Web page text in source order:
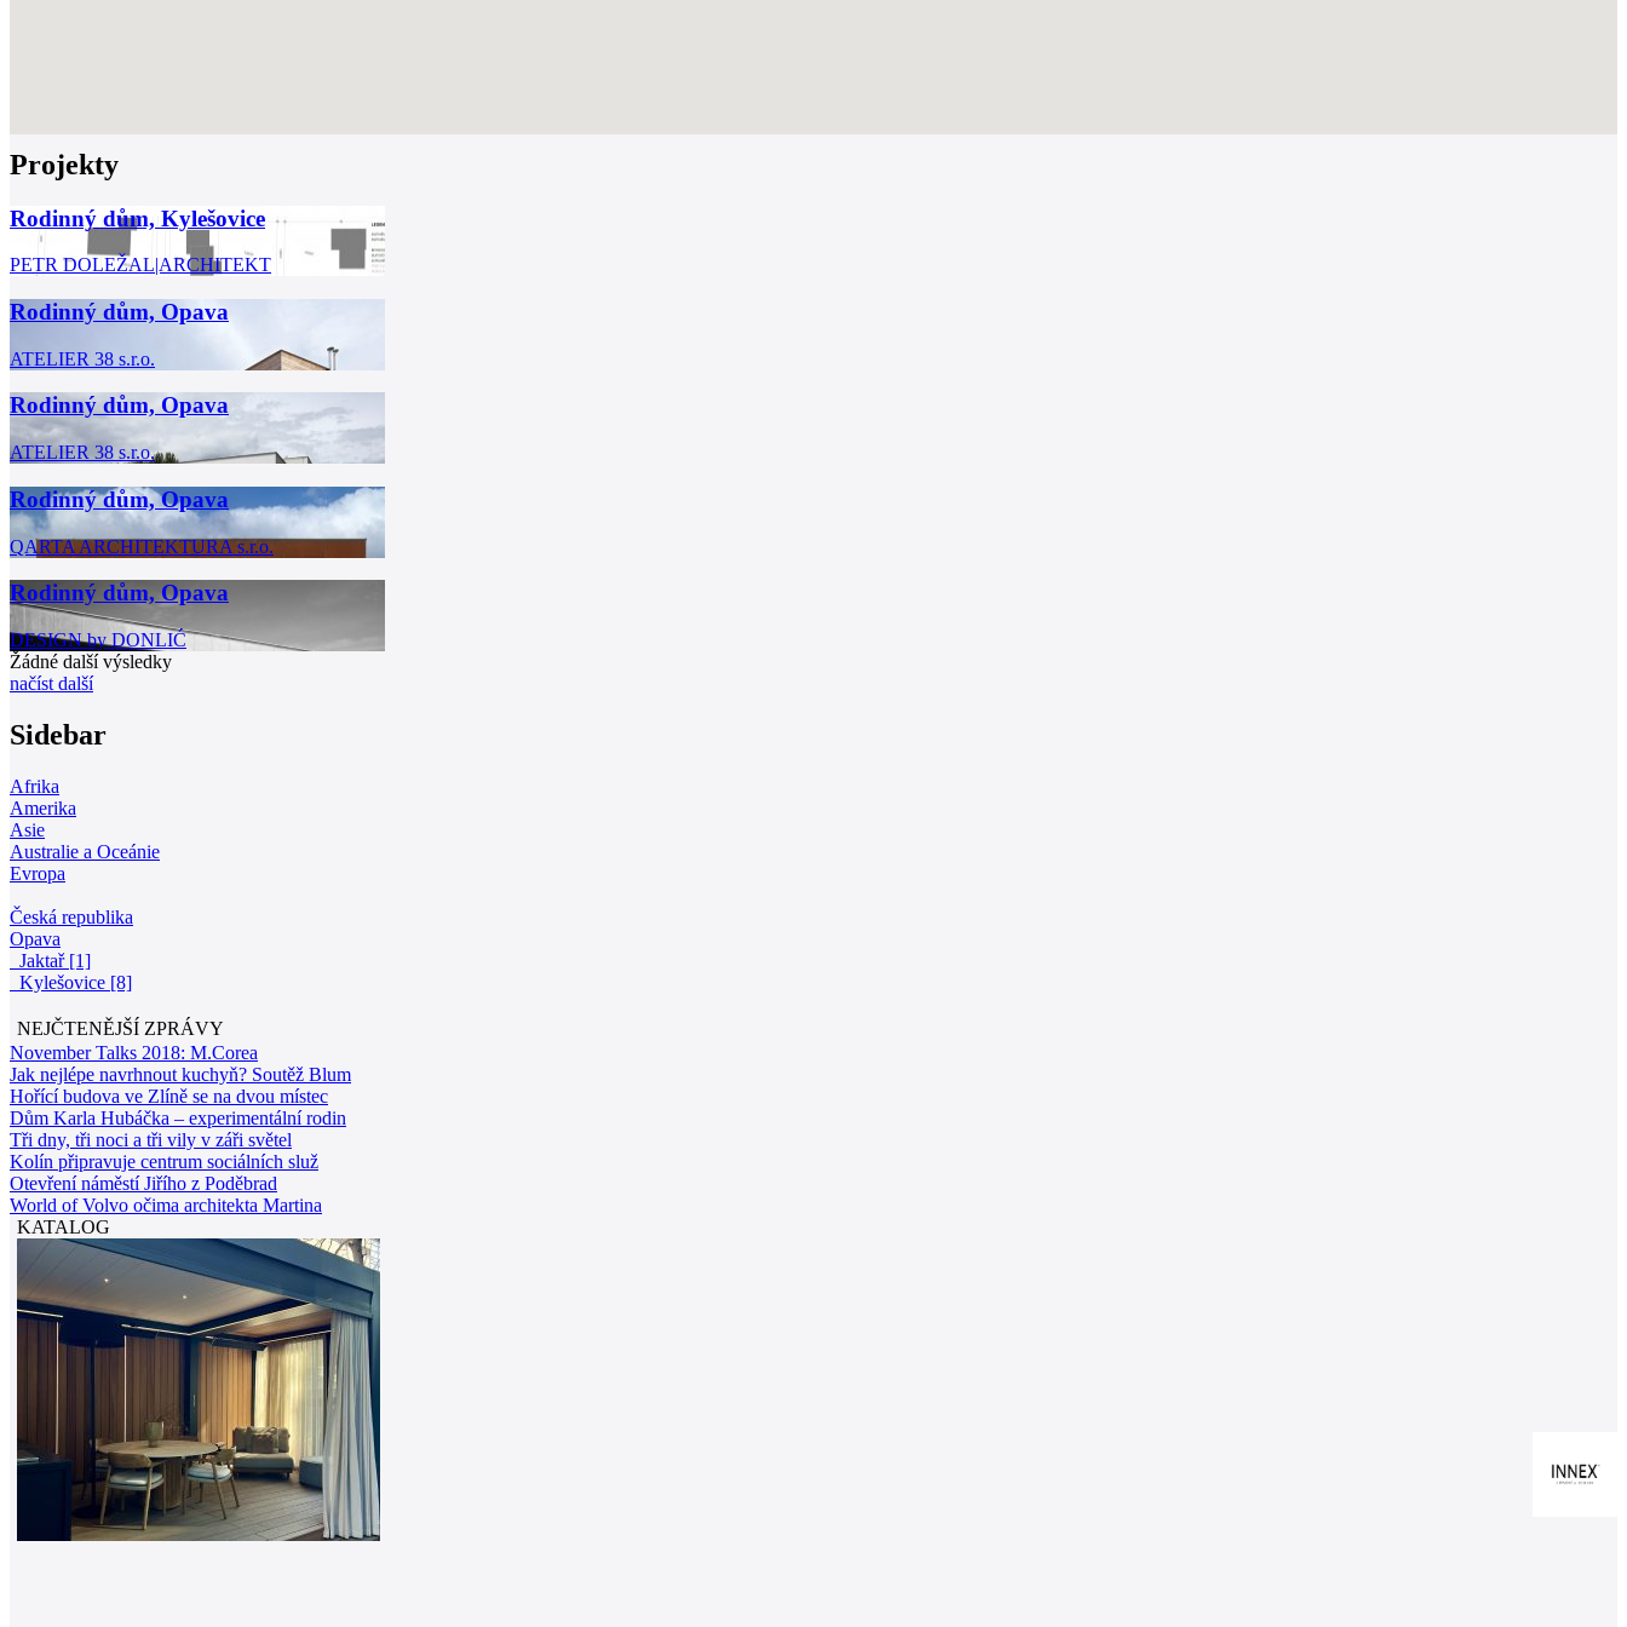
Projekty
Rodinný dům, Kylešovice
PETR DOLEŽAL|ARCHITEKT
Rodinný dům, Opava
ATELIER 38 s.r.o.
Rodinný dům, Opava
ATELIER 38 s.r.o.
Rodinný dům, Opava
QARTA ARCHITEKTURA s.r.o.
Rodinný dům, Opava
DESIGN by DONLIĆ
Žádné další výsledky
načíst další
Sidebar
Afrika
Amerika
Asie
Australie a Oceánie
Evropa
Česká republika
Opava
Jaktař [1]
Kylešovice [8]
NEJČTENĚJŠÍ ZPRÁVY
November Talks 2018: M.Corea
Jak nejlépe navrhnout kuchyň? Soutěž Blum
Hořící budova ve Zlíně se na dvou místec
Dům Karla Hubáčka – experimentální rodin
Tři dny, tři noci a tři vily v záři světel
Kolín připravuje centrum sociálních služ
Otevření náměstí Jiřího z Poděbrad
World of Volvo očima architekta Martina
KATALOG